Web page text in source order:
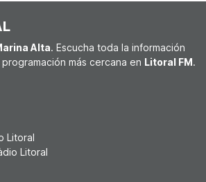
Alta. Escucha toda la información
programación más cercana en Litoral FM.
Litoral
Litoral